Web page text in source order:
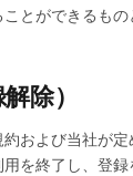
とができるもの
除）
および当社が
を終了し、登